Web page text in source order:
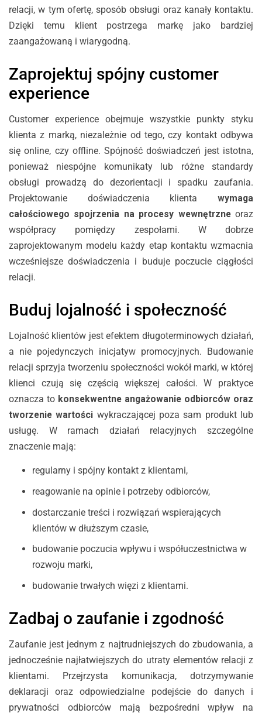
relacji, w tym ofertę, sposób obsługi oraz kanały kontaktu.
Dzięki temu klient postrzega markę jako bardziej
zaangażowaną i wiarygodną.
Zaprojektuj spójny customer
experience
Customer experience obejmuje wszystkie punkty styku
klienta z marką, niezależnie od tego, czy kontakt odbywa
się online, czy offline. Spójność doświadczeń jest istotna,
ponieważ niespójne komunikaty lub różne standardy
obsługi prowadzą do dezorientacji i spadku zaufania.
Projektowanie doświadczenia klienta wymaga
całościowego spojrzenia na procesy wewnętrzneoraz
współpracy pomiędzy zespołami. W dobrze
zaprojektowanym modelu każdy etap kontaktu wzmacnia
wcześniejsze doświadczenia i buduje poczucie ciągłości
relacji.
Buduj lojalność i społeczność
Lojalność klientów jest efektem długoterminowych działań,
a nie pojedynczych inicjatyw promocyjnych. Budowanie
relacji sprzyja tworzeniu społeczności wokół marki, w której
klienci czują się częścią większej całości. W praktyce
oznacza to konsekwentne angażowanie odbiorców oraz
tworzenie wartości wykraczającej poza sam produkt lub
usługę. W ramach działań relacyjnych szczególne
znaczenie mają:
regularny i spójny kontakt z klientami,
reagowanie na opinie i potrzeby odbiorców,
dostarczanie treści i rozwiązań wspierających
klientów w dłuższym czasie,
budowanie poczucia wpływu i współuczestnictwa w
rozwoju marki,
budowanie trwałych więzi z klientami.
Zadbaj o zaufanie i zgodność
Zaufanie jest jednym z najtrudniejszych do zbudowania, a
jednocześnie najłatwiejszych do utraty elementów relacji z
klientami. Przejrzysta komunikacja, dotrzymywanie
deklaracji oraz odpowiedzialne podejście do danych i
prywatności odbiorców mają bezpośredni wpływ na